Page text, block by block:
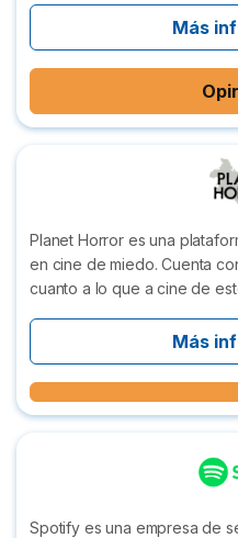
Más
Planet Horror es una
en cine de miedo. Cuenta
cuanto a lo que a cine de
Más
Spotify es una empresa de